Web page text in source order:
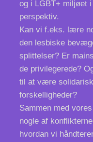
og i LGBT+ miljøet
perspektiv.
Kan vi f.eks. lære
den lesbiske
splittelser? Er
de privilegerede?
til at være
forskelligheder?
Sammen med
nogle af
hvordan vi